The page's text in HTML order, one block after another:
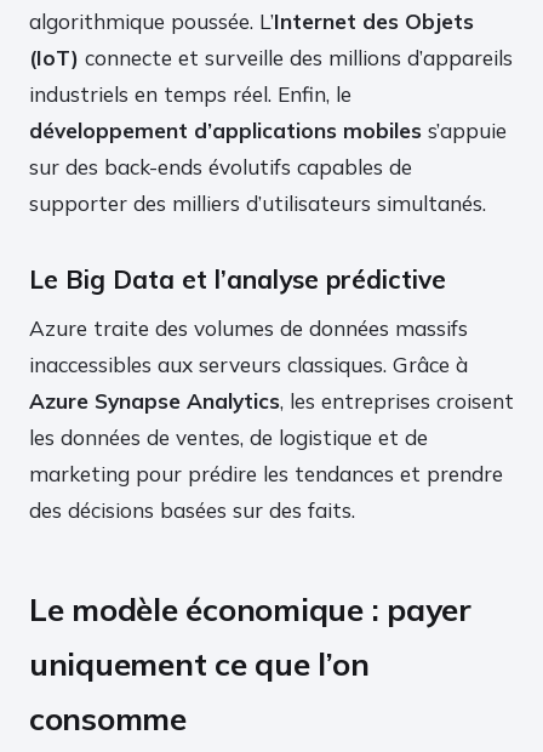
algorithmique poussée. L’Internet des Objets
(IoT) connecte et surveille des millions d’appareils
industriels en temps réel. Enfin, le
développement d’applications mobiles s’appuie
sur des back-ends évolutifs capables de
supporter des milliers d’utilisateurs simultanés.
Le Big Data et l’analyse prédictive
Azure traite des volumes de données massifs
inaccessibles aux serveurs classiques. Grâce à
Azure Synapse Analytics, les entreprises croisent
les données de ventes, de logistique et de
marketing pour prédire les tendances et prendre
des décisions basées sur des faits.
Le modèle économique : payer
uniquement ce que l’on
consomme